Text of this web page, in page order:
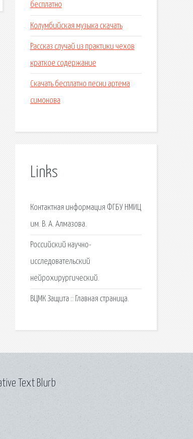
бесплатно
Колумбийская музыка скачать
Рассказ случай из практики чехов
краткое содержание
Скачать бесплатно песни артема
симонова
Links
Контактная информация ФГБУ НМИЦ
им. В. А. Алмазова.
Российский научно-
исследовательский
нейрохирургический.
ВЦМК Защита :: Главная страница.
Text Blurb